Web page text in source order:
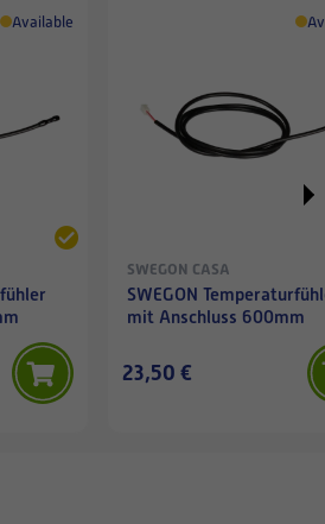
Available
SWEGON CASA
SWEGON
mit Anschluss 600mm
23,50 €